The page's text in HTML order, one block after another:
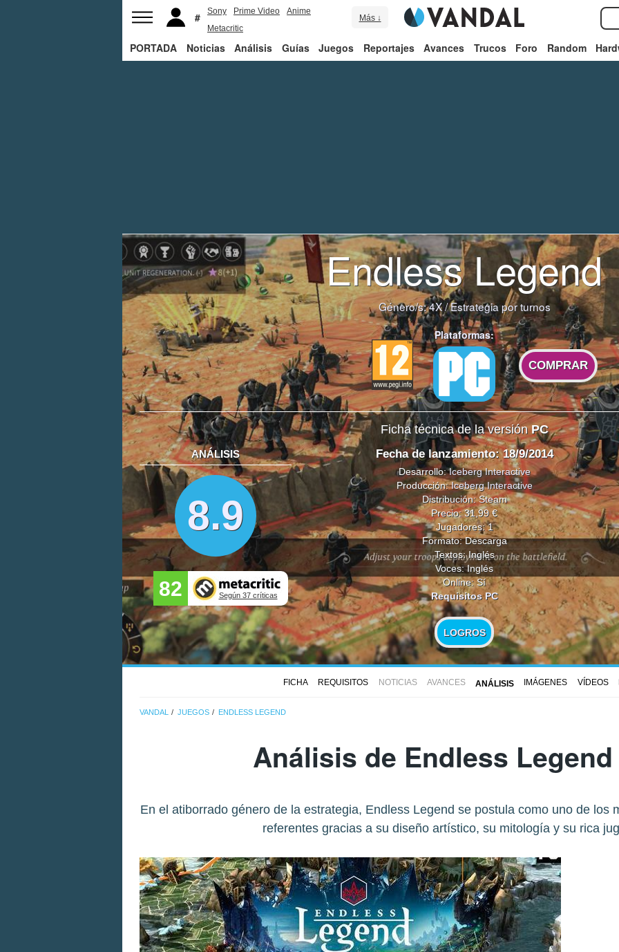
Sony Prime Video
Anime
Metacritic
Más ↓
PORTADA Noticias Análisis Guías Juegos Reportajes Avances Trucos Foro Random
Endless Legend
Género/s:4X/Estrategia por turnos
Plataformas:
COMPRAR
Ficha técnica de la versiónPC
ANÁLISIS
8.9
82 Según 37 críticas
Fecha de lanzamiento: 18/9/2014
Desarrollo:Iceberg Interactive
Producción:Iceberg Interactive
Distribución: Steam
Precio: 31,99 €
Jugadores: 1
Formato: Descarga
Textos: Inglés
Voces: Inglés
Online: Sí
Requisitos PC
LOGROS
FICHA REQUISITOS NOTICIAS AVANCES ANÁLISIS IMÁGENES VÍDEOS
VANDAL JUEGOS ENDLESS LEGEND
Análisis de Endless Legend
En el atiborrado género de la estrategia, Endless Legend se postula como uno de los
referentes gracias a su diseño artístico, su mitología y su rica